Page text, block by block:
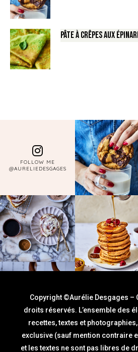
Pâte à crêpes aux
FOLLOW ME
@AURELIEDESGAGES
Copyright ©Aurélie Desgages –
droits réservés. L’ensemble des
recettes, textes et
exclusive (sauf mention contraire
et les textes ne sont pas libres de